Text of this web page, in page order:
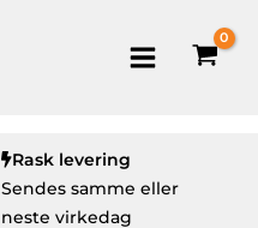
Rask levering
Sendes samme eller
neste virkedag